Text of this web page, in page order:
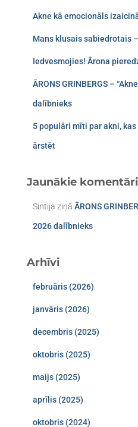
Akne kā emocionāls
Mans klusais sabiedrotais
Iedvesmojies! Ārona
ĀRONS GRINBERGS –
dalībnieks
5 populāri mīti par akni,
ārstēt
Jaunākie komentāri
Sintija ziņā ĀRONS
2026 dalībnieks
Arhīvi
februāris (2026)
janvāris (2026)
decembris (2025)
oktobris (2025)
maijs (2025)
aprīlis (2025)
oktobris (2024)